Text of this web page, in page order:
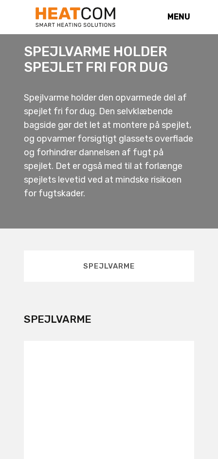
MENU
SPEJLVARME HOLDER
SPEJLET FRI FOR DUG
Spejlvarme holder den opvarmede del af
spejlet fri for dug. Den selvklæbende
bagside gør det let at montere på spejlet,
og opvarmer forsigtigt glassets overflade
og forhindrer dannelsen af fugt på
spejlet. Det er også med til at forlænge
spejlets levetid ved at mindske risikoen
for fugtskader.
SPEJLVARME
SPEJLVARME